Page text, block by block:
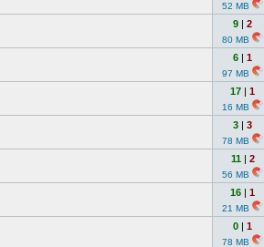
52 MB
9 | 2
80 MB
6 | 1
97 MB
17 | 1
16 MB
3 | 3
78 MB
11| 2
56 MB
16 | 1
21 MB
0 | 1
78 MB